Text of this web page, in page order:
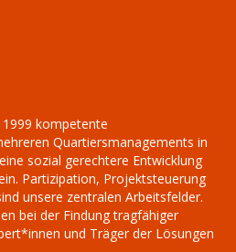
kompetente
Quartiersmanagements in
sozial gerechtere Entwicklung
Partizipation, Projektsteuerung
unsere zentralen Arbeitsfelder.
bei der Findung tragfähiger
und Träger der Lösungen